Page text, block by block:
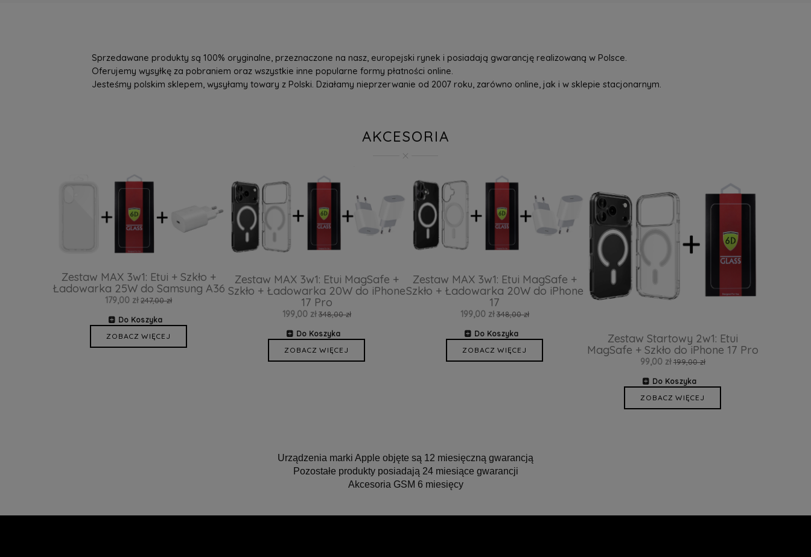
Sprzedawane produkty są 100% oryginalne, przeznaczone na nasz, europejski rynek i posiadają gwarancję realizowaną w Polsce.
Oferujemy wysyłkę za pobraniem oraz wszystkie inne popularne formy płatności online.
Jesteśmy polskim sklepem, wysyłamy towary z Polski. Działamy nieprzerwanie od 2007 roku, zarówno online, jak i w sklepie stacjonarnym.
AKCESORIA
Zestaw MAX 3w1: Etui + Szkło +
Ładowarka 25W do Samsung A36
179,00 zł 247,00 zł
Do Koszyka
ZOBACZ WIĘCEJ
Zestaw MAX 3w1: Etui MagSafe +
Szkło + Ładowarka 20W do iPhone
17 Pro
199,00 zł 348,00 zł
Do Koszyka
ZOBACZ WIĘCEJ
Zestaw MAX 3w1: Etui MagSafe +
Szkło + Ładowarka 20W do iPhone
17
199,00 zł 348,00 zł
Do Koszyka
ZOBACZ WIĘCEJ
Zestaw Startowy 2w1: Etui
MagSafe + Szkło do iPhone 17 Pro
99,00 zł 199,00 zł
Do Koszyka
ZOBACZ WIĘCEJ
Urządzenia marki Apple objęte są 12 miesięczną gwarancją
Pozostałe produkty posiadają 24 miesiące gwarancji
Akcesoria GSM 6 miesięcy